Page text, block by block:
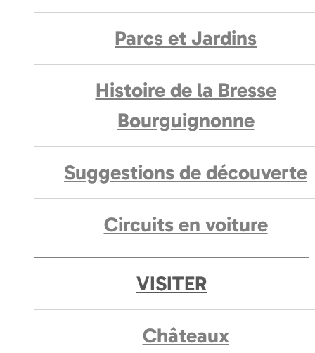
Parcs et Jardins
Histoire de la Bresse
Bourguignonne
Suggestions de découverte
Circuits en voiture
VISITER
Châteaux